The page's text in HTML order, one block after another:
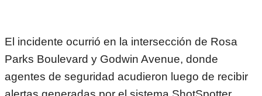
El incidente ocurrió en la intersección de Rosa
Parks Boulevard y Godwin Avenue, donde
agentes de seguridad acudieron luego de recibir